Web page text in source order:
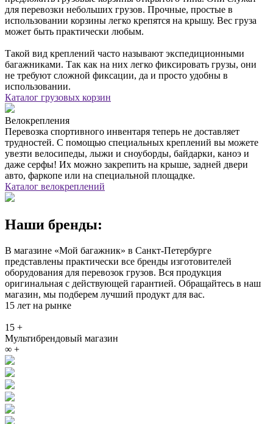
для перевозки небольших грузов. Прочные, простые в
использовании корзины легко крепятся на крышу. Вес груза
может быть практически любым.
Такой вид креплений часто называют экспедиционными
багажниками. Так как на них легко фиксировать грузы, они
не требуют сложной фиксации, да и просто удобны в
использовании.
Каталог грузовых корзин
Велокрепления
Перевозка спортивного инвентаря теперь не доставляет
трудностей. С помощью специальных креплений вы можете
увезти велосипеды, лыжи и сноуборды, байдарки, каноэ и
даже серфы! Их можно закрепить на крыше, задней двери
авто, фаркопе или на специальной площадке.
Каталог велокреплений
Наши бренды:
В магазине «Мой багажник» в Санкт-Петербурге
представлены практически все бренды изготовителей
оборудования для перевозок грузов. Вся продукция
оригинальная с действующей гарантией. Обращайтесь в наш
магазин, мы подберем лучший продукт для вас.
15 лет на рынке
15 +
Мультибрендовый магазин
∞ +